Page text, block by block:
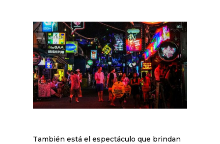
También está el espectáculo que brindan